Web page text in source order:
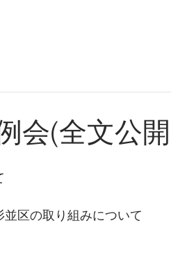
会(全文公
区の取り組みについて